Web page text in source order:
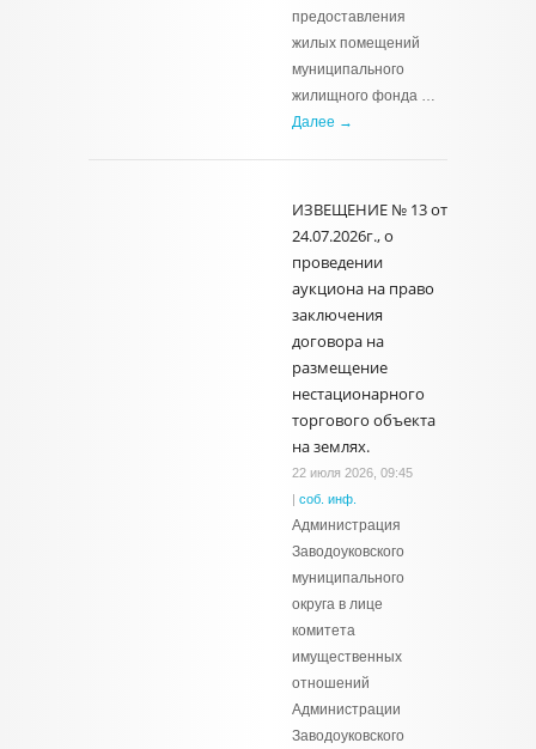
предоставления
жилых помещений
муниципального
жилищного фонда …
Далее →
ИЗВЕЩЕНИЕ № 13 от
24.07.2026г., о
проведении
аукциона на право
заключения
договора на
размещение
нестационарного
торгового объекта
на землях.
22 июля 2026, 09:45
| соб. инф.
Администрация
Заводоуковского
муниципального
округа в лице
комитета
имущественных
отношений
Администрации
Заводоуковского